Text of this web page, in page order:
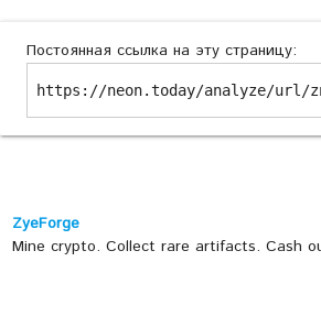
Постоянная ссылка на эту страницу:
https://neon.today/analyze/url/
ZyeForge
Mine crypto. Collect rare artifacts. Cash